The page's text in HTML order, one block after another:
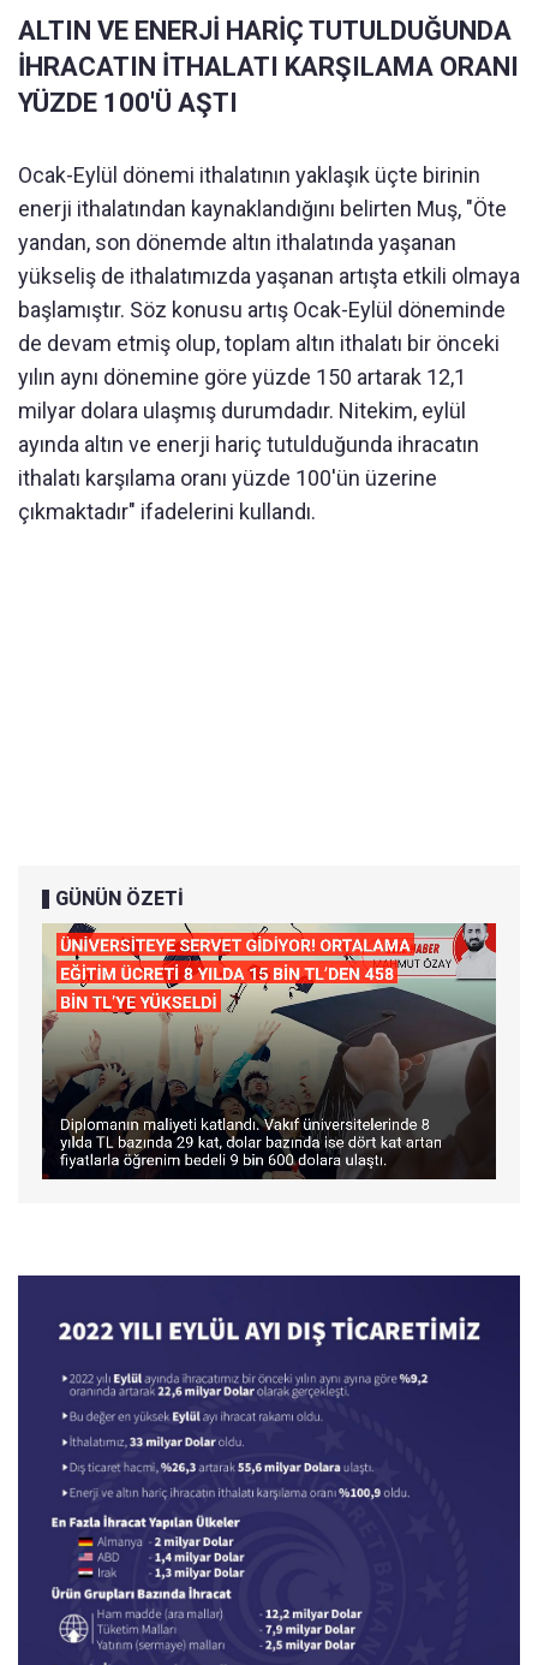
ALTIN VE ENERJİ HARİÇ TUTULDUĞUNDA
İHRACATIN İTHALATI KARŞILAMA ORANI
YÜZDE 100'Ü AŞTI
Ocak-Eylül dönemi ithalatının yaklaşık üçte birinin
enerji ithalatından kaynaklandığını belirten Muş, "Öte
yandan, son dönemde altın ithalatında yaşanan
yükseliş de ithalatımızda yaşanan artışta etkili olmaya
başlamıştır. Söz konusu artış Ocak-Eylül döneminde
de devam etmiş olup, toplam altın ithalatı bir önceki
yılın aynı dönemine göre yüzde 150 artarak 12,1
milyar dolara ulaşmış durumdadır. Nitekim, eylül
ayında altın ve enerji hariç tutulduğunda ihracatın
ithalatı karşılama oranı yüzde 100'ün üzerine
çıkmaktadır" ifadelerini kullandı.
GÜNÜN ÖZETİ